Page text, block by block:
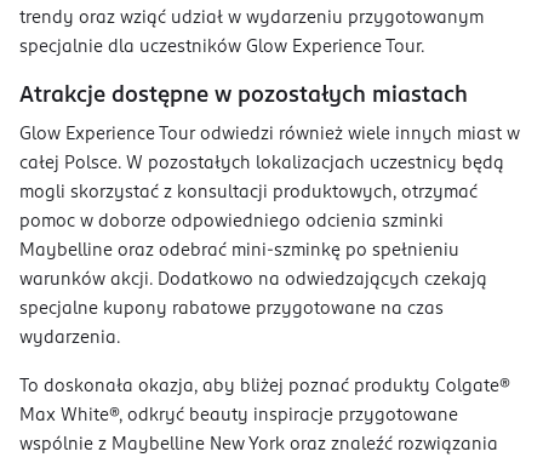
trendy oraz wziąć udział w wydarzeniu przygotowanym
specjalnie dla uczestników Glow Experience Tour.
Atrakcje dostępne w pozostałych miastach
Glow Experience Tour odwiedzi również wiele innych miast w
całej Polsce. W pozostałych lokalizacjach uczestnicy będą
mogli skorzystać z konsultacji produktowych, otrzymać
pomoc w doborze odpowiedniego odcienia szminki
Maybelline oraz odebrać mini-szminkę po spełnieniu
warunków akcji. Dodatkowo na odwiedzających czekają
specjalne kupony rabatowe przygotowane na czas
wydarzenia.
To doskonała okazja, aby bliżej poznać produkty Colgate®
Max White®, odkryć beauty inspiracje przygotowane
wspólnie z Maybelline New York oraz znaleźć rozwiązania